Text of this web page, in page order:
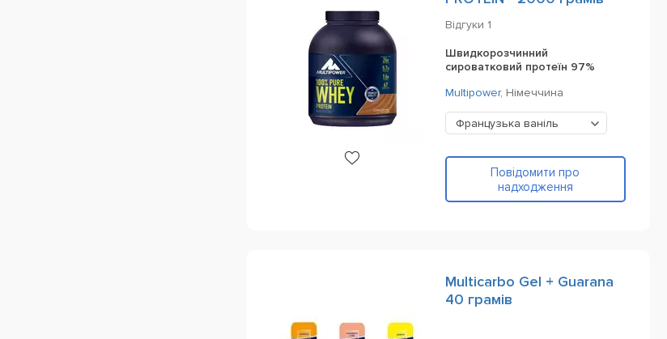
Відгуки 1
Швидкорозчинний
сироватковий протеїн 97%
Multipower, Німеччина
Французька ваніль
Повідомити про
надходження
Multicarbo Gel + Guarana
40 грамів